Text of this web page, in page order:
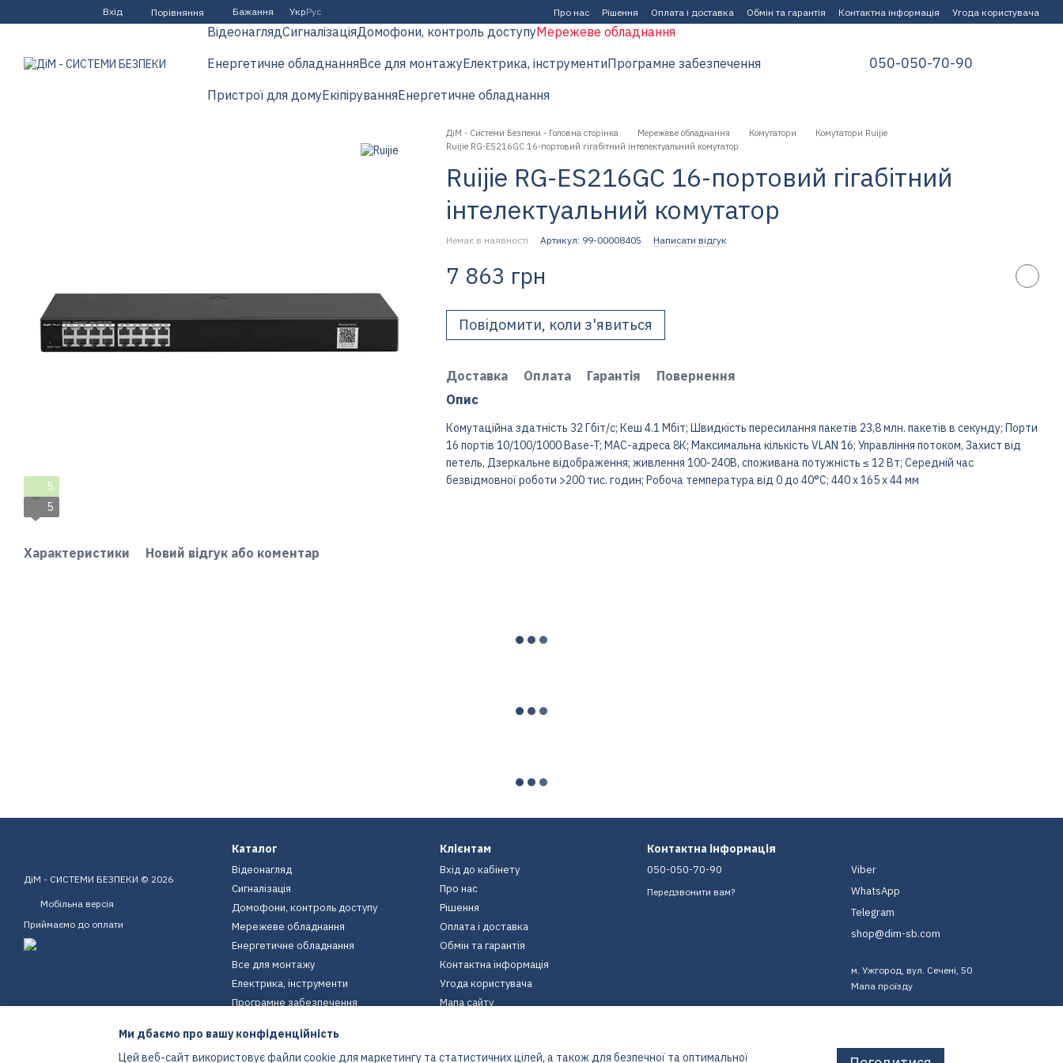
Перейти до основного контенту
Вхід Порівняння Бажання УкрРус Про нас Рішення Оплата і доставка Обмін та гарантія Контактна інформація Угода користувача
ВідеонаглядСигналізаціяДомофони, контроль доступуМережеве обладнання
Енергетичне обладнанняВсе для монтажуЕлектрика, інструментиПрограмне забезпечення
Пристрої для домуЕкіпіруванняЕнергетичне обладнання
050-050-70-90
5
5
Характеристики Новий відгук або коментар
ДіМ - Системи Безпеки - Головна сторінка Мережеве обладнання Комутатори
Комутатори Ruijie
Ruijie RG-ES216GC 16-портовий гігабітний інтелектуальний комутатор
Ruijie RG-ES216GC 16-портовий гігабітний
інтелектуальний комутатор
Немає в наявності Артикул: 99-00008405 Написати відгук
7 863 грн
Повідомити, коли з'явиться
Доставка Оплата Гарантія
Повернення
Опис
Комутаційна здатність 32 Гбіт/с; Кеш 4.1 Мбіт; Швидкість пересилання пакетів 23,8 млн. пакетів в секунду; Порти
16 портів 10/100/1000 Base-T; MAC-адреса 8К; Максимальна кількість VLAN 16; Управління потоком, Захист від
петель, Дзеркальне відображення; живлення 100-240В, споживана потужність ≤ 12 Вт; Середній час
безвідмовної роботи >200 тис. годин; Робоча температура від 0 до 40°С; 440 х 165 х 44 мм
ДіМ - СИСТЕМИ БЕЗПЕКИ © 2026
Мобільна версія
Приймаємо до оплати
Каталог
Відеонагляд
Сигналізація
Домофони, контроль доступу
Мережеве обладнання
Енергетичне обладнання
Все для монтажу
Електрика, інструменти
Програмне забезпечення
Екіпірування
Енергетичне обладнання
Клієнтам
Вхід до кабінету
Про нас
Рішення
Оплата і доставка
Обмін та гарантія
Контактна інформація
Угода користувача
Мапа сайту
Контактна інформація
050-050-70-90
Передзвонити вам?
Viber
WhatsApp
Telegram
shop@dim-sb.com
м. Ужгород, вул. Сечені, 50
Мапа проїзду
Ми дбаємо про вашу конфіденційність
Цей веб-сайт використовує файли cookie для маркетингу та статистичних цілей, а також для безпечної та оптимальної